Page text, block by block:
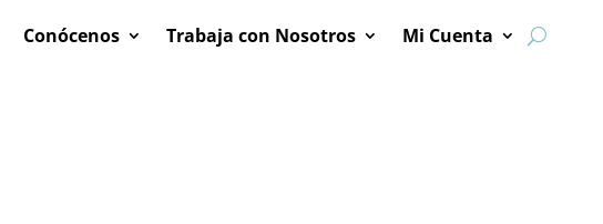
Conócenos Trabaja con Nosotros Mi Cuenta